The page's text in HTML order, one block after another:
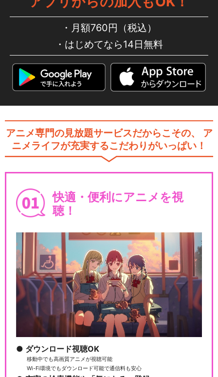
劇場版「テニスの王子様 跡部
からの贈り物～君に…
劇場版「テニスの王子様 英国
式庭球城決戦！」
テニスの王子様 OVA ANOTH
ER STO…
テニスの王子様 OVA ANOTH
テニスの王子様 BEST GAME
S!! 手塚…
テニスの王子様 BEST GAME
S!! 乾・…
月額760円（税込）
はじめてなら14日無料
アニメ専門の見放題サービスだからこその、
ア
ニメライフが充実するこだわりがいっぱい！
快適・便利にアニメを視
聴！
ダウンロード視聴OK
移動中でも高画質アニメが視聴可能
Wi-Fi環境でもダウンロード可能で通信料も安心